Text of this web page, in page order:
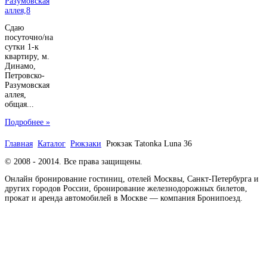
Сдаю
посуточно/на
сутки 1-к
квартиру, м.
Динамо,
Петровско-
Разумовская
аллея,
общая...
Подробнее »
Главная Каталог Рюкзаки Рюкзак Tatonka Luna 36
© 2008 - 20014. Все права защищены.
Онлайн бронирование гостиниц, отелей Москвы, Санкт-Петербурга и
других городов России, бронирование железнодорожных билетов,
прокат и аренда автомобилей в Москве — компания Бронипоезд.